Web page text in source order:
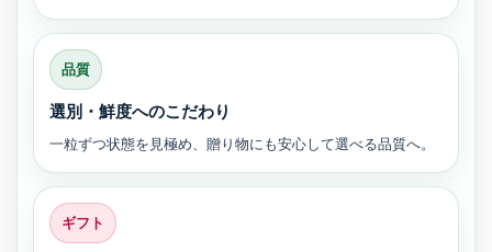
品質
選別・鮮度へのこだわり
一粒ずつ状態を見極め、贈り物にも安心して選べる品質へ。
ギフト